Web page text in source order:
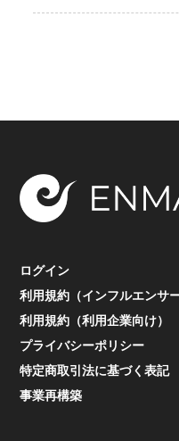
ログイン
利用規約（インフルエンサ
利用規約（利用企業向け）
プライバシーポリシー
特定商取引法に基づく表記
事業再構築